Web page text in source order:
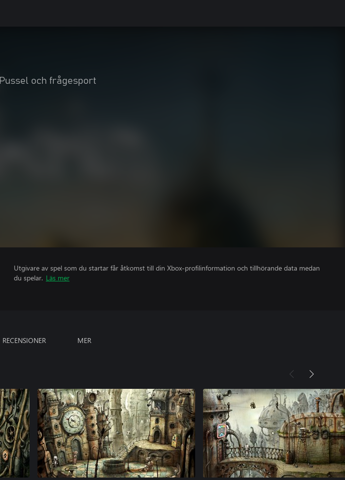
Pussel och frågesport
Utgivare av spel som du startar får åtkomst till din Xbox-profilinformation och tillhörande data medan
du spelar. Läs mer
RECENSIONER MER